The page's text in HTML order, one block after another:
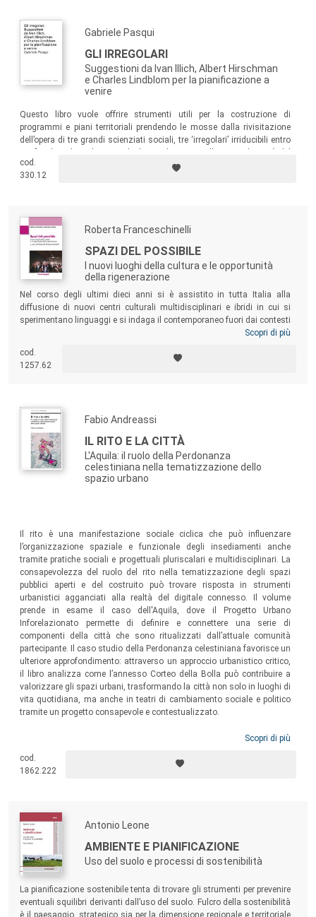
Gabriele Pasqui
GLI IRREGOLARI
Suggestioni da Ivan Illich, Albert Hirschman
e Charles Lindblom per la pianificazione a
venire
Questo libro vuole offrire strumenti utili per la costruzione di
programmi e piani territoriali prendendo le mosse dalla rivisitazione
dell’opera di tre grandi scienziati sociali, tre ‘irregolari’ irriducibili entro
Novecento a forme diverse di critica alla pianificazione razional-
comprensiva.
cod.
330.12
Roberta Franceschinelli
SPAZI DEL POSSIBILE
I nuovi luoghi della cultura e le opportunità
della rigenerazione
Nel corso degli ultimi dieci anni si è assistito in tutta Italia alla
diffusione di nuovi centri culturali multidisciplinari e ibridi in cui si
sperimentano linguaggi e si indaga il contemporaneo fuori dai contesti
tradizionali. Questo libro ne racconta il fenomeno. Una pubblicazione
spazi culturali o pianificano interventi sul territorio, a policy maker e
amministratori locali, a chi è interessato alle nuove forme della cultura
Scopri di più
cod.
1257.62
Fabio Andreassi
IL RITO E LA CITTÀ
L'Aquila: il ruolo della Perdonanza
celestiniana nella tematizzazione dello
spazio urbano
Il rito è una manifestazione sociale ciclica che può influenzare
l’organizzazione spaziale e funzionale degli insediamenti anche
tramite pratiche sociali e progettuali pluriscalari e multidisciplinari. La
consapevolezza del ruolo del rito nella tematizzazione degli spazi
pubblici aperti e del costruito può trovare risposta in strumenti
urbanistici agganciati alla realtà del digitale connesso. Il volume
prende in esame il caso dell'Aquila, dove il Progetto Urbano
Inforelazionato permette di definire e connettere una serie di
componenti della città che sono ritualizzati dall’attuale comunità
partecipante. Il caso studio della Perdonanza celestiniana favorisce un
ulteriore approfondimento: attraverso un approccio urbanistico critico,
il libro analizza come l’annesso Corteo della Bolla può contribuire a
valorizzare gli spazi urbani, trasformando la città non solo in luoghi di
vita quotidiana, ma anche in teatri di cambiamento sociale e politico
tramite un progetto consapevole e contestualizzato.
Scopri di più
cod.
1862.222
Antonio Leone
AMBIENTE E PIANIFICAZIONE
Uso del suolo e processi di sostenibilità
La pianificazione sostenibile tenta di trovare gli strumenti per prevenire
eventuali squilibri derivanti dall’uso del suolo. Fulcro della sostenibilità
è il paesaggio, strategico sia per la dimensione regionale e territoriale